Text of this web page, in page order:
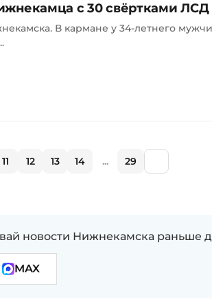
с 30 свёртками ЛСД
В кармане у 34-летнего
11 12 13 14 ... 29
новости Нижнекамска раньше
MAX